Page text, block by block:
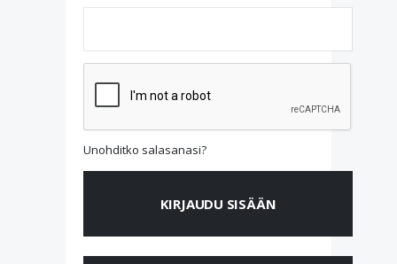
Unohditko salasanasi?
KIRJAUDU SISÄÄN